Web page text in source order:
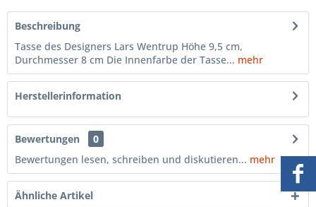
Beschreibung
Tasse des Designers Lars Wentrup Höhe 9,5 cm,
Durchmesser 8 cm Die Innenfarbe der Tasse... mehr
Herstellerinformation
Bewertungen
0
Bewertungen lesen, schreiben und diskutieren... mehr
Ähnliche Artikel